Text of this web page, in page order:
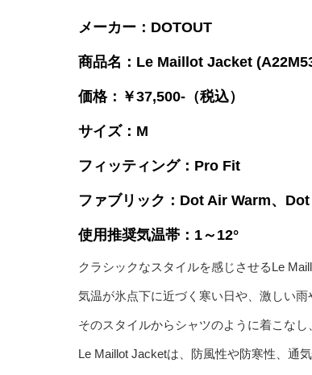
メーカー：DOTOUT
商品名：Le Maillot Jacket
価格：￥37,500-（税込）
サイズ：M
フィッティング：Pro Fit
ファブリック：Dot Air Warm、
使用推奨気温帯：1～12°
クラシックなスタイルを感じさせるLe
気温が氷点下に近づく寒い日や、激しい雨
そのスタイルからシャツのように着こな
Le Maillot Jacketは、防風性や防寒性、通